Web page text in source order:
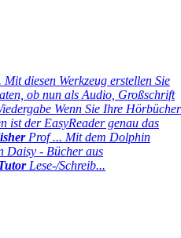
Mit diesen Werkzeug erstellen Sie
ob nun als Audio, Großschrift
Wenn Sie Ihre Hörbücher
ist der EasyReader genau das
Prof ... Mit dem Dolphin
Daisy - Bücher aus
Lese-/Schreib...